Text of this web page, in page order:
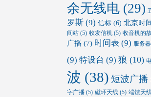
余无线电(29)
罗斯(9) 信标(6) 北京时
间站(5) 收发信机(5) 收音机的
广播 (7) 时间表 (9) 服务器
(9) 特设台 (9) 狼 (10)
波 (38) 短波广播
字广播(5) 磁环天线(5) 端馈天